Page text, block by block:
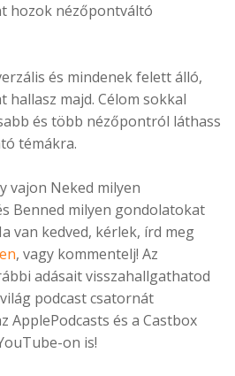
hozok nézőpontváltó
és mindenek felett álló,
hallasz majd. Célom sokkal
és több nézőpontról láthass
témákra.
vajon Neked milyen
Benned milyen gondolatokat
van kedved, kérlek, írd meg
, vagy kommentelj! Az
adásait visszahallgathatod
podcast csatornát
ApplePodcasts és a Castbox
on is!